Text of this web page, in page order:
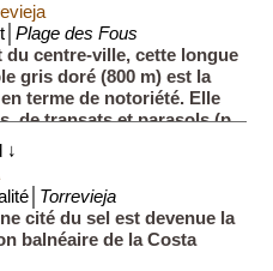
Plage des Fous
du centre-ville, cette longue
gris doré (800 m) est la
terme de notoriété. Elle
de transats et parasols (p...
↓
Torrevieja
cité du sel est devenue la
balnéaire de la Costa